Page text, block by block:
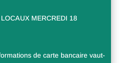
MERCREDI 18
de carte bancaire vaut-